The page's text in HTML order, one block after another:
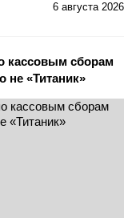
6 августа 2026
кассовым сборам
«Титаник»